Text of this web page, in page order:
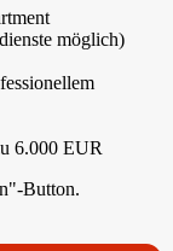
möglich)
6.000 EUR
Button.